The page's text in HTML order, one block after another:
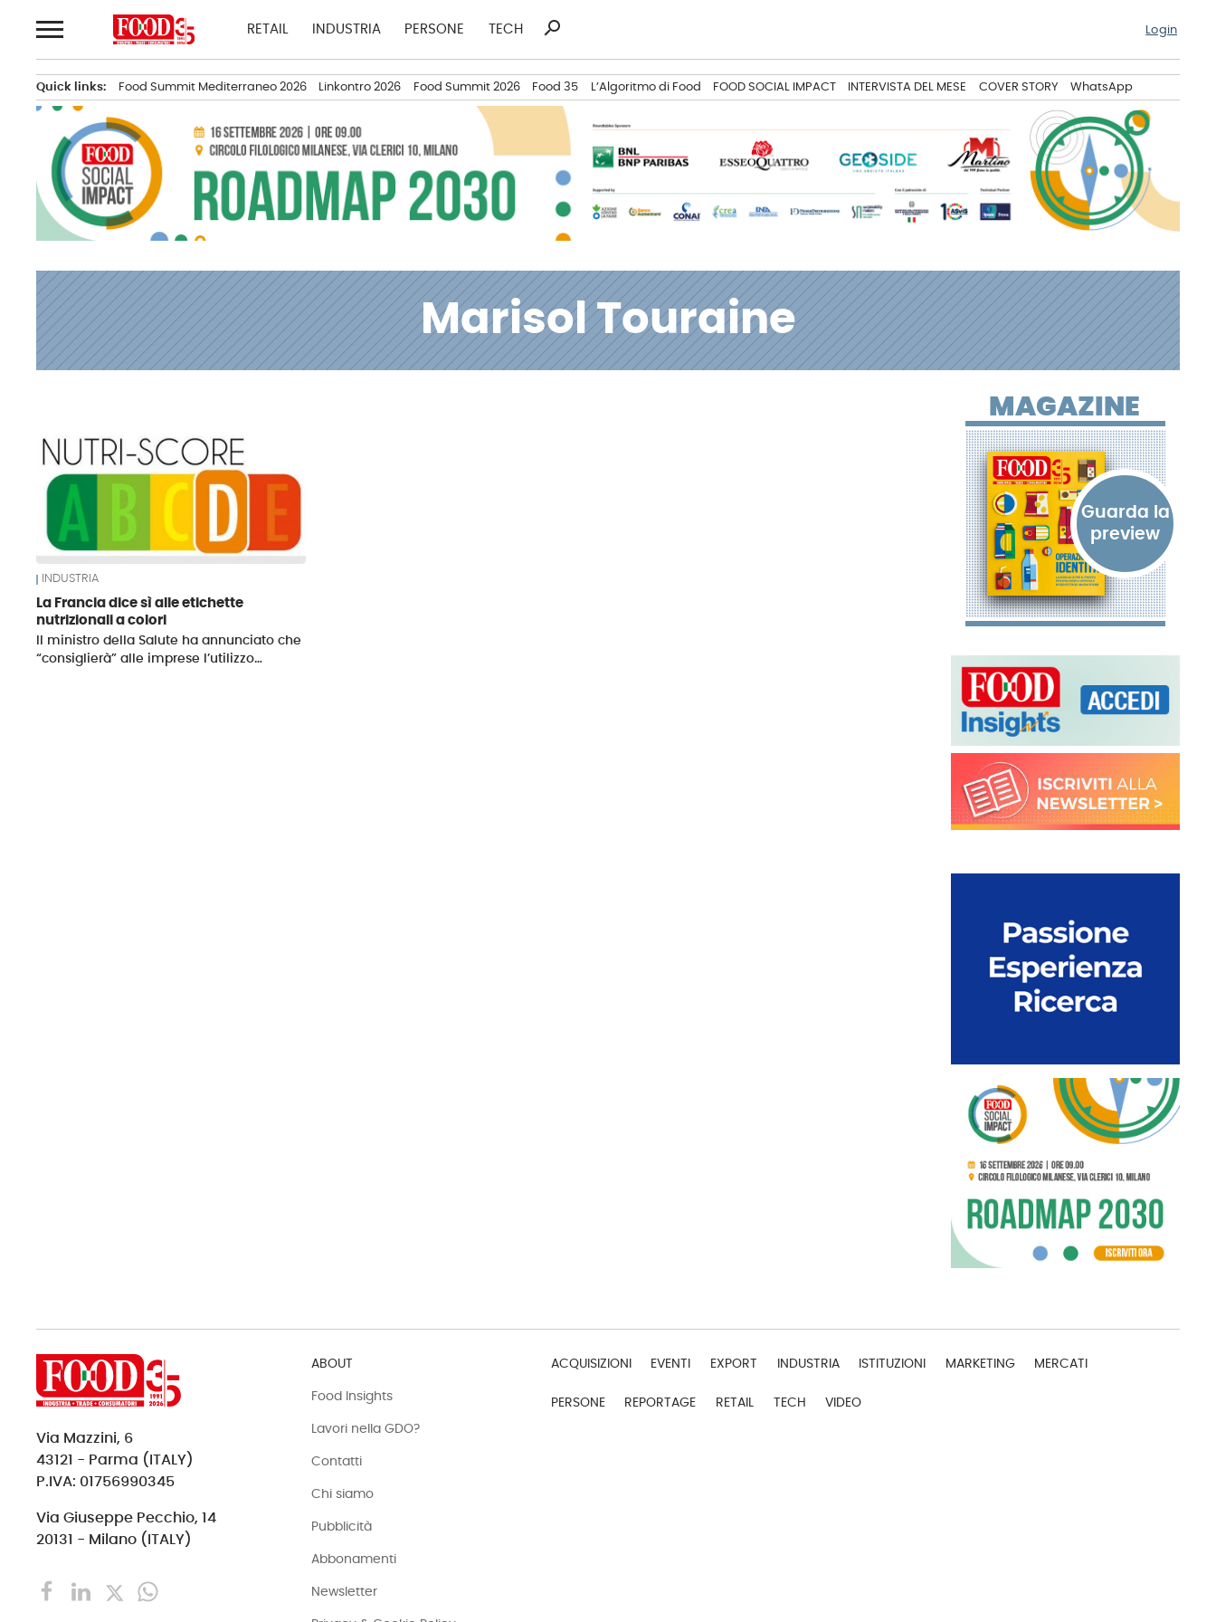
al
RETAIL INDUSTRIA PERSONE TECH
Ricerca
search Login
Quick links: Food Summit Mediterraneo 2026 Linkontro 2026 Food Summit 2026 Food 35 L’Algoritmo di Food FOOD SOCIAL IMPACT INTERVISTA DEL MESE COVER STORY WhatsApp
Marisol Touraine
News
INDUSTRIA
La Francia dice sì alle etichette
nutrizionali a colori
Il ministro della Salute ha annunciato che
“consiglierà” alle imprese l’utilizzo…
MAGAZINE
Via Mazzini, 6
43121 - Parma (ITALY)
P.IVA: 01756990345
Via Giuseppe Pecchio, 14
20131 - Milano (ITALY)
ABOUT
Food Insights
Lavori nella GDO?
Contatti
Chi siamo
Pubblicità
Abbonamenti
Newsletter
ACQUISIZIONI EVENTI EXPORT INDUSTRIA ISTITUZIONI MARKETING MERCATI
PERSONE REPORTAGE RETAIL TECH VIDEO